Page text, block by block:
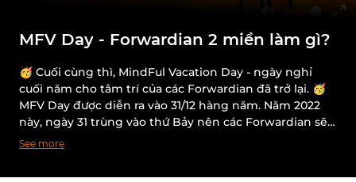
MFV Day - Forwardian 2 miền làm gì?
🥳 Cuối cùng thì, MindFul Vacation Day - ngày nghỉ
cuối năm cho tâm trí của các Forwardian đã trở lại. 🥳
MFV Day được diễn ra vào 31/12 hàng năm. Năm 2022
này, ngày 31 trùng vào thứ Bảy nên các Forwardian sẽ
nghỉ bù vào thứ Sáu 30/12 đó nha. 💻 Chuẩn bị tắt
See more